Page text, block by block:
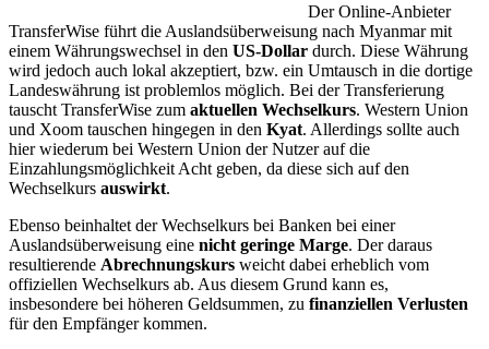
Der Online-Anbieter
TransferWise führt die Auslandsüberweisung nach Myanmar mit
einem Währungswechsel in den US-Dollar durch. Diese Währung
wird jedoch auch lokal akzeptiert, bzw. ein Umtausch in die dortige
Landeswährung ist problemlos möglich. Bei der Transferierung
tauscht TransferWise zum aktuellen Wechselkurs. Western Union
und Xoom tauschen hingegen in den Kyat. Allerdings sollte auch
hier wiederum bei Western Union der Nutzer auf die
Einzahlungsmöglichkeit Acht geben, da diese sich auf den
Wechselkurs auswirkt.
Ebenso beinhaltet der Wechselkurs bei Banken bei einer
Auslandsüberweisung eine nicht geringe Marge. Der daraus
resultierende Abrechnungskurs weicht dabei erheblich vom
offiziellen Wechselkurs ab. Aus diesem Grund kann es,
insbesondere bei höheren Geldsummen, zu finanziellen Verlusten
für den Empfänger kommen.